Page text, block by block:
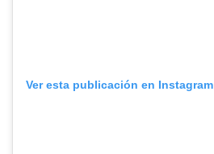
Ver esta publicación en Instagram